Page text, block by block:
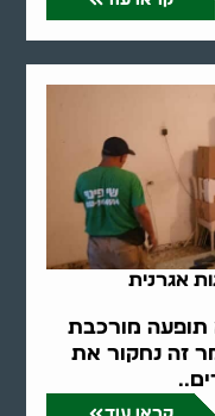
אגרנית
תופעה מורכבת
זה נחקור את